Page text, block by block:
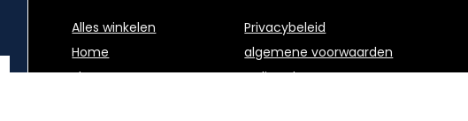
Alles winkelen
Home
Blogs
Privacybeleid
algemene voorwaarden
Gelieerde